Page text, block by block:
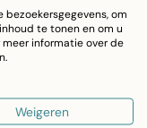
bezoekersgegevens, om
te tonen en om u
informatie over de
Weigeren